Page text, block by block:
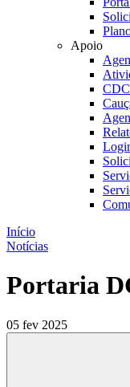
Apoio
Início
Notícias
Portaria
05 fev 2025